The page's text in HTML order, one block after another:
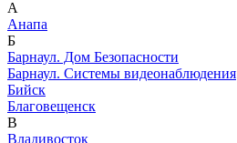
А
Анапа
Б
Барнаул. Дом Безопасности
Барнаул. Системы видеонаблюдения
Бийск
Благовещенск
В
Владивосток